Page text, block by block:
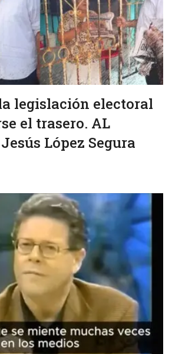
legislación electoral
el trasero. AL
López Segura